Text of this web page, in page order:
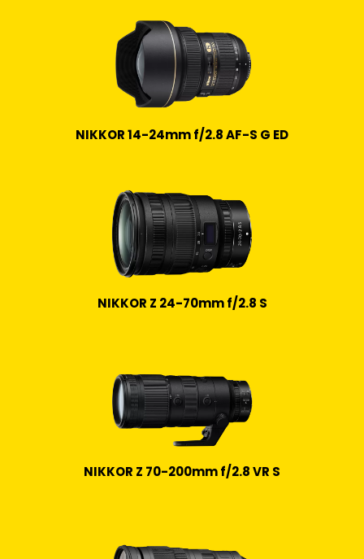
NIKKOR 14-24mm f/2.8 AF-S G ED
NIKKOR Z 24-70mm f/2.8 S
NIKKOR Z 70-200mm f/2.8 VR S